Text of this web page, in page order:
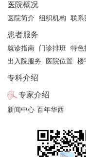
门诊时间：
周四下午
注：具体门诊医生坐
医院概况
医院简介 组织机构 联系
患者服务
就诊指南 门诊排班 特色
出入院服务
医院位置 楼
专科介绍
专家介绍
新闻中心 百年华西